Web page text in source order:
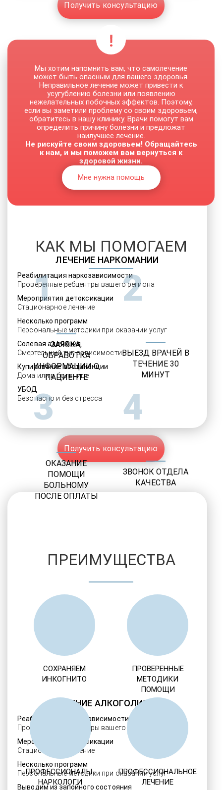
Получить консультацию
ЛЕЧЕНИЕ НАРКОМАНИИ
Реабилитация наркозависимости
Проверенные ребцентры вашего региона
Мероприятия детоксикации
Стационарное лечение
Несколько программ
Персональные методики при оказании услуг
Солевая аддикция
Смертельный тип зависимости
Купирование абстиненции
Дома или в больнице
УБОД
Безопасно и без стресса
Получить консультацию
ЛЕЧЕНИЕ АЛКОГОЛИЗМА
Реабилитация алкозависимости
Проверенные ребцентры вашего региона
Мероприятия детоксикации
Стационарное лечение
Несколько программ
Персональные методики при оказании услуг
Выводим из запойного состояния
Мы хотим напомнить вам, что самолечение
может быть опасным для вашего здоровья.
Неправильное лечение может привести к
усугублению болезни или появлению
нежелательных побочных эффектов. Поэтому,
если вы заметили проблему со своим здоровьем,
обратитесь в нашу клинику. Врачи помогут вам
определить причину болезни и предложат
наилучшее лечение.
Не рискуйте своим здоровьем! Обращайтесь
к нам, и мы поможем вам вернуться к
здоровой жизни.
Мне нужна помощь
КАК МЫ ПОМОГАЕМ
1
ЗАЯВКА,
ОБРАБОТКА
ИНФОРМАЦИИ О
ПАЦИЕНТЕ
2
ВЫЕЗД ВРАЧЕЙ В
ТЕЧЕНИЕ 30
МИНУТ
3
ОКАЗАНИЕ
ПОМОЩИ
БОЛЬНОМУ
ПОСЛЕ ОПЛАТЫ
4
ЗВОНОК ОТДЕЛА
КАЧЕСТВА
ПРЕИМУЩЕСТВА
СОХРАНЯЕМ
ИНКОГНИТО
ПРОВЕРЕННЫЕ
МЕТОДИКИ
ПОМОЩИ
ПРОФЕССИОНАЛЫ-
НАРКОЛОГИ
ПРОФЕССИОНАЛЬНОЕ
ЛЕЧЕНИЕ